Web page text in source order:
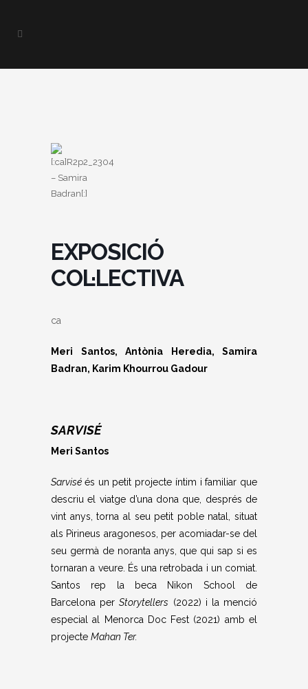
EXPOSICIÓ
COL·LECTIVA
ca
Meri Santos, Antònia Heredia, Samira
Badran, Karim Khourrou Gadour
SARVISÉ
Meri Santos
Sarvisé és un petit projecte íntim i familiar que
descriu el viatge d’una dona que, després de
vint anys, torna al seu petit poble natal, situat
als Pirineus aragonesos, per acomiadar-se del
seu germà de noranta anys, que qui sap si es
tornaran a veure. És una retrobada i un comiat.
Santos rep la beca Nikon School de
Barcelona perStorytellers (2022) i la menció
especial al Menorca Doc Fest (2021) amb el
projecte Mahan Ter.